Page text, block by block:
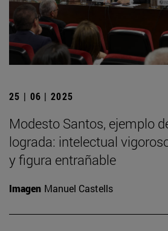
25 | 06 | 2025
Modesto Santos, ejemplo
lograda: intelectual
y figura entrañable
Imagen Manuel Castells